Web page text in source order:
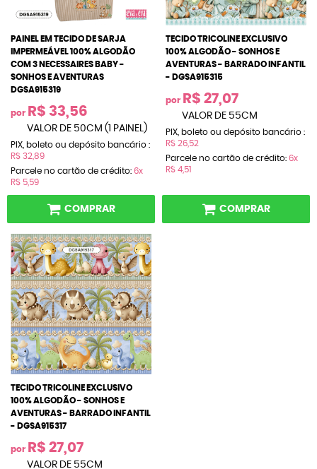
PAINEL EM TECIDO DE SARJA
IMPERMEÁVEL 100% ALGODÃO
COM 3 NECESSAIRES BABY -
SONHOS E AVENTURAS
DGSA915319
por R$ 33,56
VALOR DE 50CM (1 PAINEL)
PIX, boleto ou depósito bancário :
R$ 32,89
Parcele no cartão de crédito: 6x
R$ 5,59
COMPRAR
TECIDO TRICOLINE EXCLUSIVO
100% ALGODÃO - SONHOS E
AVENTURAS - BARRADO INFANTIL
- DGSA915315
por R$ 27,07
VALOR DE 55CM
PIX, boleto ou depósito bancário :
R$ 26,52
Parcele no cartão de crédito: 6x
R$ 4,51
COMPRAR
TECIDO TRICOLINE EXCLUSIVO
100% ALGODÃO - SONHOS E
AVENTURAS - BARRADO INFANTIL
- DGSA915317
por R$ 27,07
VALOR DE 55CM